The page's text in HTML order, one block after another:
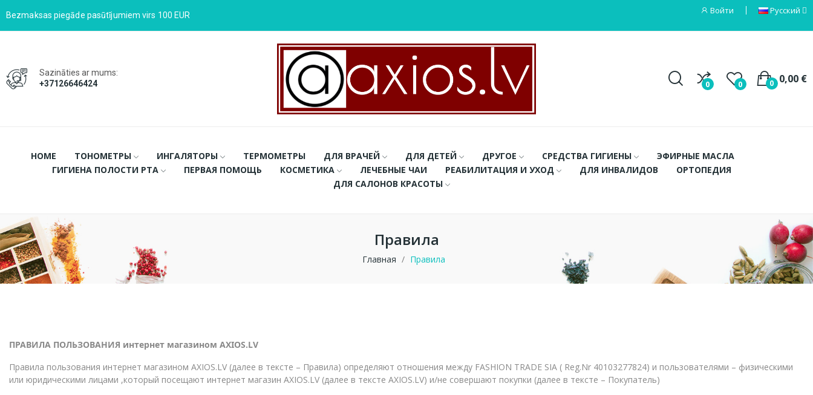
Bezmaksas piegāde pasūtījumiem virs 100 EUR Войти Русский
Sazināties ar mums:
+37126646424
0 0 0,00 €
0
HOME ТОНОМЕТРЫ ИНГАЛЯТОРЫ ТЕРМОМЕТРЫ ДЛЯ ВРАЧЕЙ ДЛЯ ДЕТЕЙ ДРУГОЕ СРЕДСТВА ГИГИЕНЫ
ЭФИРНЫЕ МАСЛА
ГИГИЕНА ПОЛОСТИ РТА
ПЕРВАЯ ПОМОЩЬ КОСМЕТИКА ЛЕЧЕБНЫЕ ЧАИ РЕАБИЛИТАЦИЯ И УХОД ДЛЯ ИНВАЛИДОВ
ОРТОПЕДИЯ
ДЛЯ САЛОНОВ КРАСОТЫ
Правила
Главная Правила
ПРАВИЛА ПОЛЬЗОВАНИЯ интернет магазином AXIOS.LV
Правила пользования интернет магазином AXIOS.LV (далее в тексте – Правила) определяют отношения между FASHION TRADE SIA ( Reg.Nr 40103277824) и пользователями – физическими
или юридическими лицами ,который посещают интернет магазин AXIOS.LV (далее в тексте AXIOS.LV) и/не совершают покупки (далее в тексте – Покупатель)